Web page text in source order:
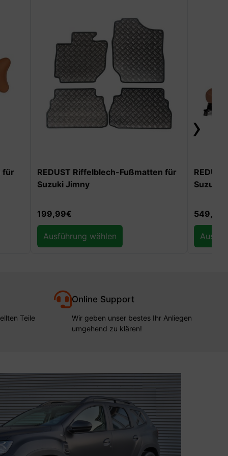
für
REDUST Premium-Sitzbezüge für
Suzuki Jimny
549,99€
Ausführung wählen
Suzuki
549,99
›
Teile
Online Support
Wir geben unser bestes Ihr Anliegen
umgehend zu klären!